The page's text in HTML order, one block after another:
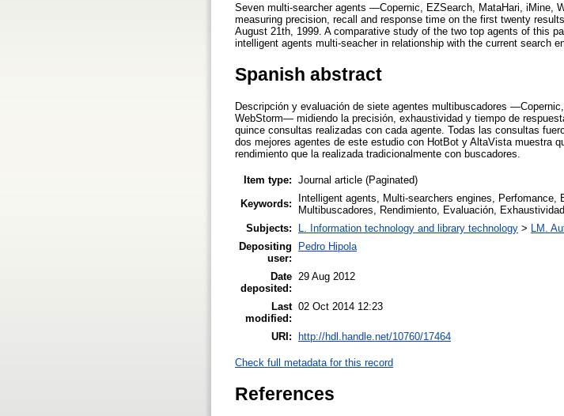
Seven multi-searcher agents —Copernic, EZSearch, MataHari, iMine,
measuring precision, recall and response time on the first twenty
August 21th, 1999. A comparative study of the two top agents of this
intelligent agents multi-seacher in relationship with the current search
Spanish abstract
Descripción y evaluación de siete agentes multibuscadores
WebStorm— midiendo la precisión, exhaustividad y tiempo de
quince consultas realizadas con cada agente. Todas las consultas
dos mejores agentes de este estudio con HotBot y AltaVista muestra
rendimiento que la realizada tradicionalmente con buscadores.
Item type: Journal article (Paginated)
Keywords:
Intelligent agents, Multi-searchers engines,
Multibuscadores, Rendimiento, Evaluación,
Subjects:
L. Information technology and library technology >
LM.
Depositing
user:
Pedro Hipola
Date
deposited:
29 Aug 2012
Last
modified:
02 Oct 2014 12:23
URI: http://hdl.handle.net/10760/17464
Check full metadata for this record
References